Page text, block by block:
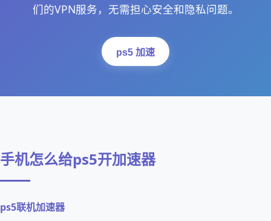
们的VPN服务，无需担心安全和隐私问题。
ps5 加速
手机怎么给ps5开加速器
ps5联机加速器